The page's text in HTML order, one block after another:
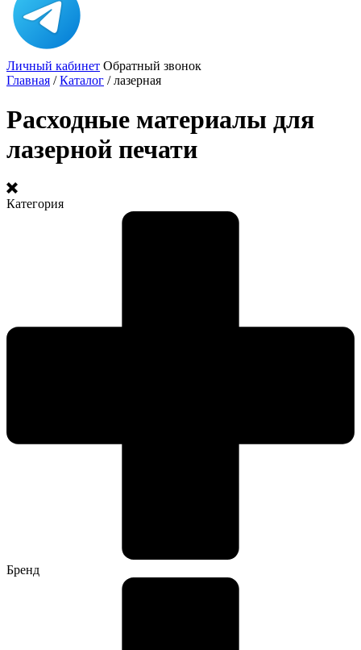
Личный кабинет Обратный звонок
Главная /Каталог /лазерная
Расходные материалы для
лазерной печати
Категория
Бренд